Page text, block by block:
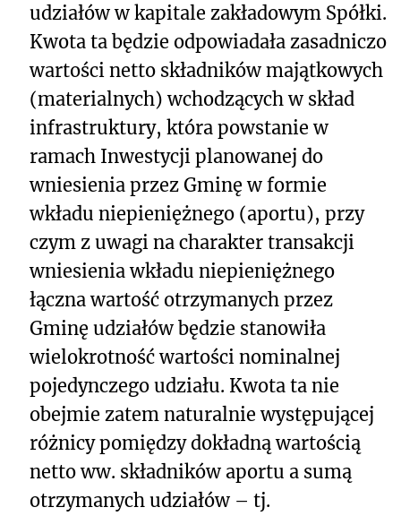
udziałów w kapitale zakładowym Spółki.
Kwota ta będzie odpowiadała zasadniczo
wartości netto składników majątkowych
(materialnych) wchodzących w skład
infrastruktury, która powstanie w
ramach Inwestycji planowanej do
wniesienia przez Gminę w formie
wkładu niepieniężnego (aportu), przy
czym z uwagi na charakter transakcji
wniesienia wkładu niepieniężnego
łączna wartość otrzymanych przez
Gminę udziałów będzie stanowiła
wielokrotność wartości nominalnej
pojedynczego udziału. Kwota ta nie
obejmie zatem naturalnie występującej
różnicy pomiędzy dokładną wartością
netto ww. składników aportu a sumą
otrzymanych udziałów – tj.